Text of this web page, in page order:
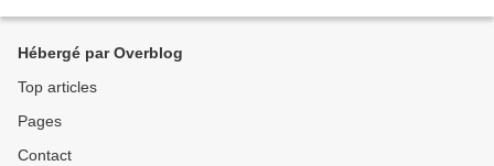
Hébergé par Overblog
Top articles
Pages
Contact